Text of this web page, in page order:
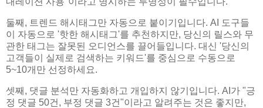
둘째, 트렌드 해시태그만 자동으로 붙이기입니다. AI 도구들
이 자동으로 '핫한 해시태그'를 추천하지만, 당신의 릴스와 무
관한 태그는 잘못된 오디언스를 끌어들입니다. 대신 '당신의
고객들이 실제로 검색하는 키워드'를 중심으로 수동으로
5~10개만 선정하세요.
셋째, 댓글 분석만 자동화하고 개입하지 않기입니다. AI가 "긍
정 댓글 50건, 부정 댓글 3건"이라고 알려주는 것은 좋지만,